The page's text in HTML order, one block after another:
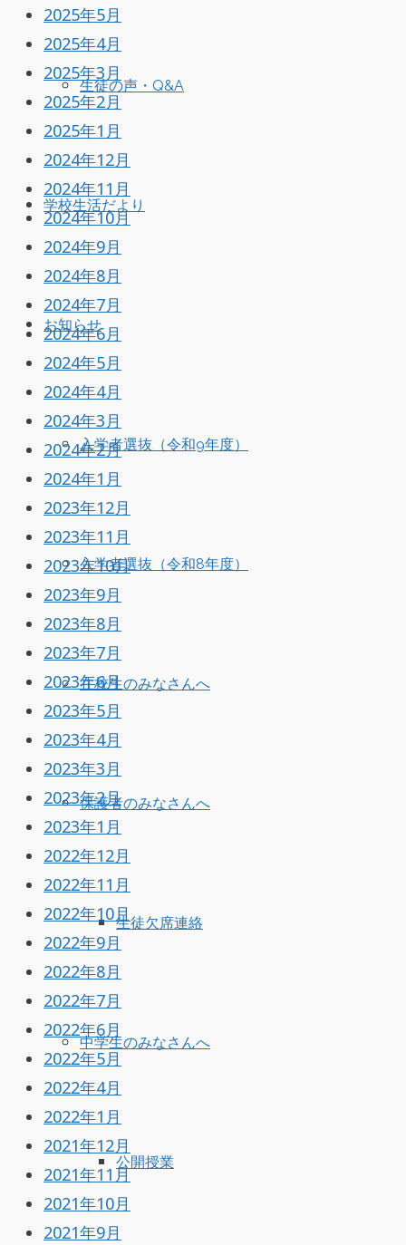
生徒の声・Q&A
学校生活だより
お知らせ
入学者選抜（令和9年度）
入学者選抜（令和8年度）
在校生のみなさんへ
保護者のみなさんへ
生徒欠席連絡
中学生のみなさんへ
公開授業
2025年5月
2025年4月
2025年3月
2025年2月
2025年1月
2024年12月
2024年11月
2024年10月
2024年9月
2024年8月
2024年7月
2024年6月
2024年5月
2024年4月
2024年3月
2024年2月
2024年1月
2023年12月
2023年11月
2023年10月
2023年9月
2023年8月
2023年7月
2023年6月
2023年5月
2023年4月
2023年3月
2023年2月
2023年1月
2022年12月
2022年11月
2022年10月
2022年9月
2022年8月
2022年7月
2022年6月
2022年5月
2022年4月
2022年1月
2021年12月
2021年11月
2021年10月
2021年9月